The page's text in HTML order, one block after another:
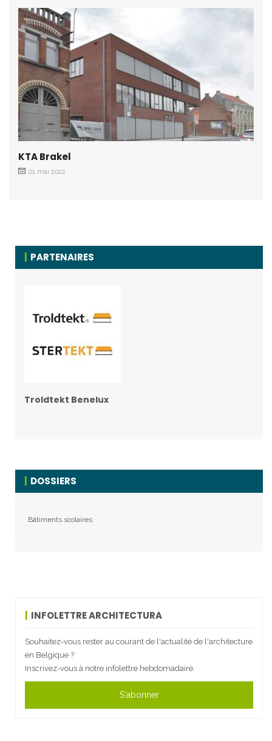
KTA Brakel
01 mai 2022
PARTENAIRES
Troldtekt Benelux
DOSSIERS
Bâtiments scolaires
INFOLETTRE ARCHITECTURA
Souhaitez-vous rester au courant de l'actualité de l'architecture
en Belgique ?
Inscrivez-vous à notre infolettre hebdomadaire.
S'abonner